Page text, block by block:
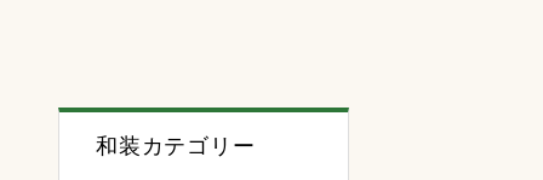
和装カテゴリー